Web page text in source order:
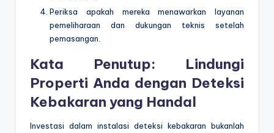
Periksa apakah mereka menawarkan layanan
pemeliharaan dan dukungan teknis setelah
pemasangan.
Kata Penutup: Lindungi
Properti Anda dengan Deteksi
Kebakaran yang Handal
Investasi dalam instalasi deteksi kebakaran bukanlah